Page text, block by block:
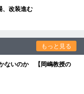
改装進む
もっと見る
ないのか 【岡嶋教授の